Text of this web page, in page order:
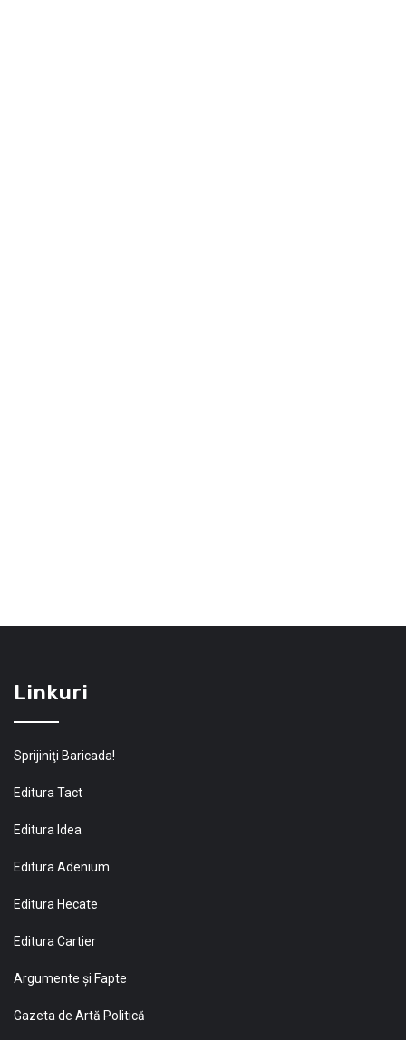
Linkuri
Sprijiniţi Baricada!
Editura Tact
Editura Idea
Editura Adenium
Editura Hecate
Editura Cartier
Argumente și Fapte
Gazeta de Artă Politică